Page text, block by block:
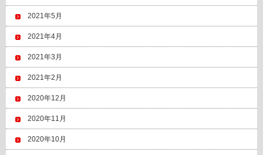
2021年5月
2021年4月
2021年3月
2021年2月
2020年12月
2020年11月
2020年10月